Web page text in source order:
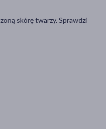
skórę twarzy. Sprawdzi